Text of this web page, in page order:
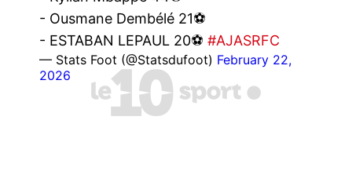
- Ousmane Dembélé 21⚽️
- ESTABAN LEPAUL 20⚽️ #AJASRFC
— Stats Foot (@Statsdufoot) February 22,
2026